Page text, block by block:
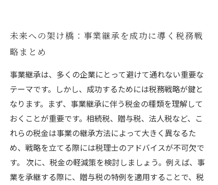
未来への架け橋：事業継承を成功に導く税務戦
略まとめ
事業継承は、多くの企業にとって避けて通れない重要な
テーマです。しかし、成功するためには税務戦略が鍵と
なります。まず、事業継承に伴う税金の種類を理解して
おくことが重要です。相続税、贈与税、法人税など、こ
れらの税金は事業の継承方法によって大きく異なるた
め、戦略を立てる際には税理士のアドバイスが不可欠で
す。 次に、税金の軽減策を検討しましょう。例えば、事
業を承継する際に、贈与税の特例を適用することで、税